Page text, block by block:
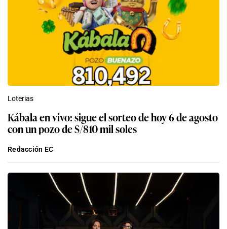
Loterias
Kábala en vivo: sigue el sorteo de hoy 6 de agosto
con un pozo de S/810 mil soles
Redacción EC